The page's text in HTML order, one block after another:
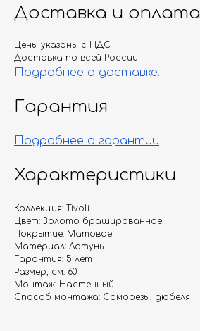
Доставка и оплата
Цены указаны с НДС
Доставка по всей России
Подробнее о доставке.
Гарантия
Подробнее о гарантии.
Характеристики
Коллекция: Tivoli
Цвет: Золото брашированное
Покрытие: Матовое
Материал: Латунь
Гарантия: 5 лет
Размер, см: 60
Монтаж: Настенный
Способ монтажа: Саморезы, дюбеля